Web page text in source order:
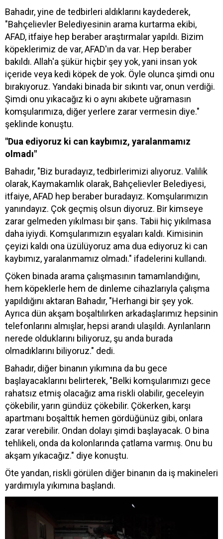
Bahadır, yine de tedbirleri aldıklarını kaydederek,
"Bahçelievler Belediyesinin arama kurtarma ekibi,
AFAD, itfaiye hep beraber araştırmalar yapıldı. Bizim
köpeklerimiz de var, AFAD'ın da var. Hep beraber
bakıldı. Allah'a şükür hiçbir şey yok, yani insan yok
içeride veya kedi köpek de yok. Öyle olunca şimdi onu
bırakıyoruz. Yandaki binada bir sıkıntı var, onun verdiği.
Şimdi onu yıkacağız ki o aynı akıbete uğramasın
komşularımıza, diğer yerlere zarar vermesin diye."
şeklinde konuştu.
"Dua ediyoruz ki can kaybımız, yaralanmamız
olmadı"
Bahadır, "Biz buradayız, tedbirlerimizi alıyoruz. Valilik
olarak, Kaymakamlık olarak, Bahçelievler Belediyesi,
itfaiye, AFAD hep beraber buradayız. Komşularımızın
yanındayız. Çok geçmiş olsun diyoruz. Bir kimseye
zarar gelmeden yıkılması bir şans. Tabii hiç yıkılmasa
daha iyiydi. Komşularımızın eşyaları kaldı. Kimisinin
çeyizi kaldı ona üzülüyoruz ama dua ediyoruz ki can
kaybımız, yaralanmamız olmadı." ifadelerini kullandı.
Çöken binada arama çalışmasının tamamlandığını,
hem köpeklerle hem de dinleme cihazlarıyla çalışma
yapıldığını aktaran Bahadır, "Herhangi bir şey yok.
Ayrıca dün akşam boşaltılırken arkadaşlarımız hepsinin
telefonlarını almışlar, hepsi arandı ulaşıldı. Ayrılanların
nerede olduklarını biliyoruz, şu anda burada
olmadıklarını biliyoruz." dedi.
Bahadır, diğer binanın yıkımına da bu gece
başlayacaklarını belirterek, "Belki komşularımızı gece
rahatsız etmiş olacağız ama riskli olabilir, geceleyin
çökebilir, yarın gündüz çökebilir. Çökerken, karşı
apartmanı boşalttık hemen gördüğünüz gibi, onlara
zarar verebilir. Ondan dolayı şimdi başlayacak. O bina
tehlikeli, onda da kolonlarında çatlama varmış. Onu bu
akşam yıkacağız." diye konuştu.
Öte yandan, riskli görülen diğer binanın da iş makineleri
yardımıyla yıkımına başlandı.